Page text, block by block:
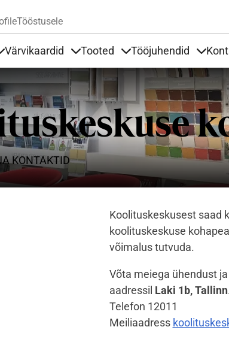
Tööstusele
Värvikaardid Tooted Tööjuhendid
KONTAKTID
Koolituskeskusest saad
koolituskeskuse
võimalus tutvuda.
Võta meiega ühendust
aadressil Laki 1b, Tallinn.
Telefon 12011
Meiliaadress